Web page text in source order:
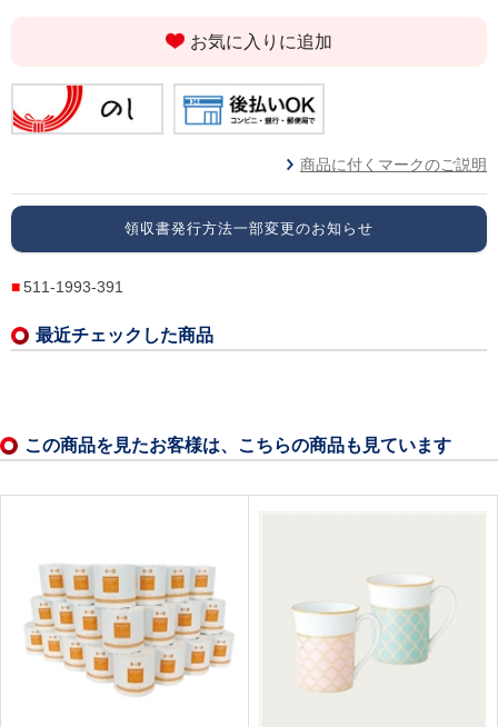
お気に入りに追加
商品に付くマークのご説明
領収書発行方法一部変更のお知らせ
511-1993-391
最近チェックした商品
この商品を見たお客様は、こちらの商品も見ています